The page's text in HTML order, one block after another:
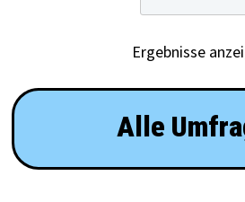
Ergebnisse
Alle